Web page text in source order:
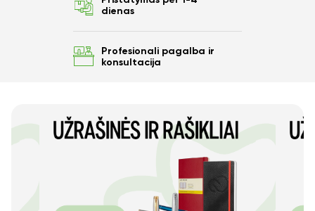
dienas
Profesionali pagalba ir
konsultacija
Ar norite sutaupyti
10%
nuo savo užsakymo?